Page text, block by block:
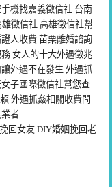
機找嘉義徵信社 台南
雄徵信社 高雄徵信社幫
人 收費 苗栗離婚諮詢
務 女人的十大外遇徵兆
外遇不在發生 外遇抓
女子國際徵信社幫您查
外遇抓姦相關收費問
者
回女友 DIY婚姻挽回老